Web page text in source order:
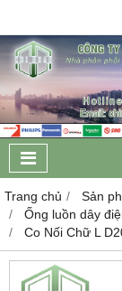
Trang chủ Sản
Ống luồn dây
Co Nối Chữ L